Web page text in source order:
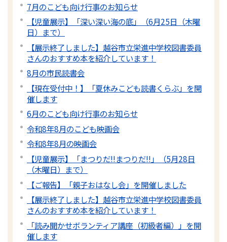
7月のこども向け行事のお知らせ
【児童展示】「深い深い海の底」（6月25日（木曜
日）まで）
【展示終了しました】越谷市立栄進中学校図書委員
さんのおすすめ本を紹介しています！
8月の市民読書会
【現在受付中！】「夏休みこども読書くらぶ」を開
催します
6月のこども向け行事のお知らせ
令和8年8月のこども映画会
令和8年8月の映画会
【児童展示】「まつりだ!!まつりだ!!」（5月28日
（木曜日）まで）
【ご報告】「親子おはなし会」を開催しました
【展示終了しました】越谷市立栄進中学校図書委員
さんのおすすめ本を紹介しています！
「読み聞かせボランティア講座（初級者編）」を開
催します